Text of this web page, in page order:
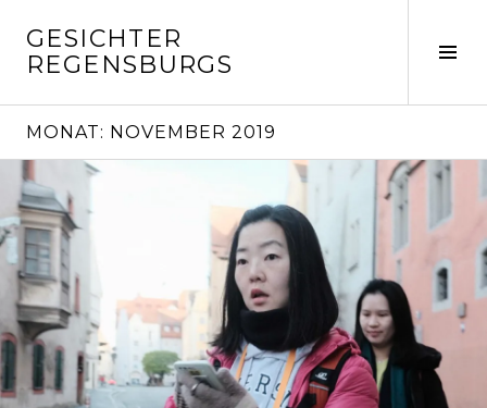
zum
Inhalt
GESICHTER
REGENSBURGS
MONAT: NOVEMBER 2019